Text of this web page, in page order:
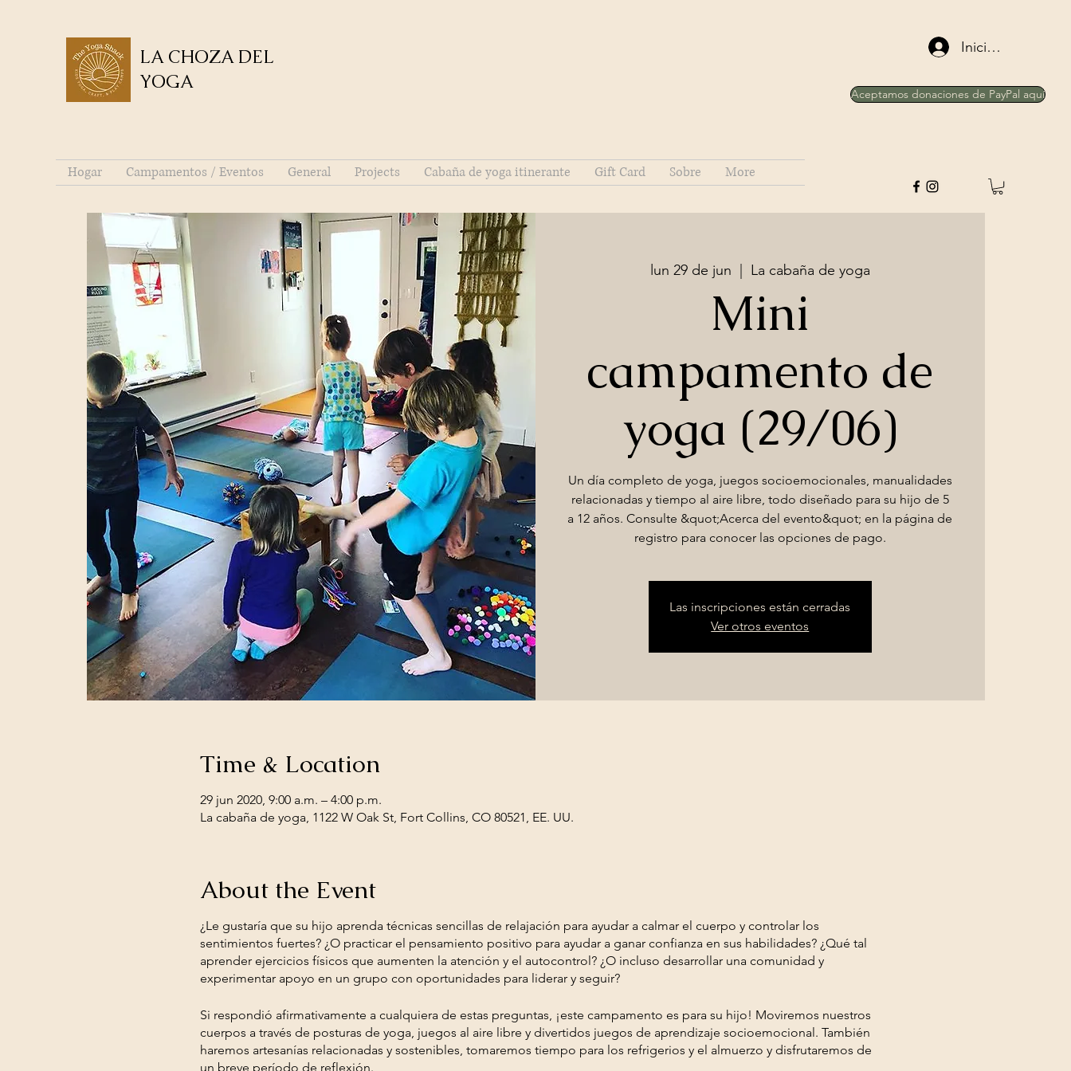
LA CHOZA DEL
YOGA
Iniciar sesión
Aceptamos donaciones de PayPal aquí
Hogar Campamentos / Eventos General Projects Cabaña de yoga itinerante Gift Card Sobre More
lun 29 de jun La cabaña de yoga
Mini
campamento de
yoga (29/06)
Un día completo de yoga, juegos socioemocionales, manualidades
relacionadas y tiempo al aire libre, todo diseñado para su hijo de 5
a 12 años. Consulte &quot;Acerca del evento&quot; en la página de
registro para conocer las opciones de pago.
Las inscripciones están cerradas
Ver otros eventos
Time & Location
29 jun 2020, 9:00 a.m. – 4:00 p.m.
La cabaña de yoga, 1122 W Oak St, Fort Collins, CO 80521, EE. UU.
About the Event
¿Le gustaría que su hijo aprenda técnicas sencillas de relajación para ayudar a calmar el cuerpo y controlar los
sentimientos fuertes? ¿O practicar el pensamiento positivo para ayudar a ganar confianza en sus habilidades? ¿Qué tal
aprender ejercicios físicos que aumenten la atención y el autocontrol? ¿O incluso desarrollar una comunidad y
experimentar apoyo en un grupo con oportunidades para liderar y seguir?
Si respondió afirmativamente a cualquiera de estas preguntas, ¡este campamento es para su hijo! Moviremos nuestros
cuerpos a través de posturas de yoga, juegos al aire libre y divertidos juegos de aprendizaje socioemocional. También
haremos artesanías relacionadas y sostenibles, tomaremos tiempo para los refrigerios y el almuerzo y disfrutaremos de
un breve período de reflexión.